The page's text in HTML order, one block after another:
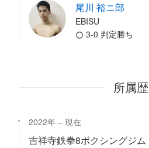
尾川 裕ニ郎
EBISU
3-0 判定勝ち
所属歴
2022年 現在
吉祥寺鉄拳8ボクシングジム